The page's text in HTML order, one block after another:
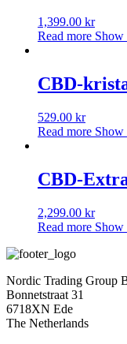
1,399.00 kr
Read more Show
CBD-
529.00 kr
Read more Show
CBD-
2,299.00 kr
Read more Show
Nordic Trading Group
Bonnetstraat 31
6718XN Ede
The Netherlands